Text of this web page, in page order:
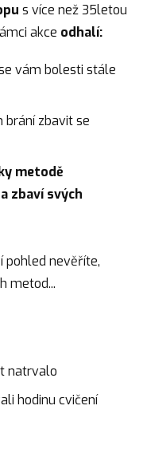
s více než 35letou
akce odhalí:
vám bolesti stále
brání zbavit se
metodě
zbaví svých
pohled nevěříte,
metod...
natrvalo
hodinu cvičení